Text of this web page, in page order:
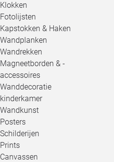
Klokken
Fotolijsten
Kapstokken & Haken
Wandplanken
Wandrekken
Magneetborden & -
accessoires
Wanddecoratie
kinderkamer
Wandkunst
Posters
Schilderijen
Prints
Canvassen